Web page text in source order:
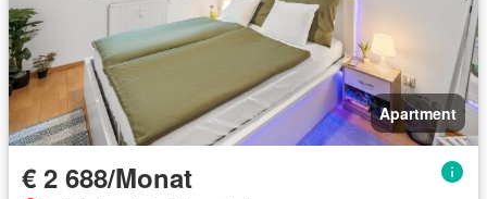
Apartment
€ 2 688/Monat